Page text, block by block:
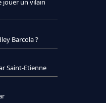
jouer un vilain
Barcola ?
Saint-Etienne